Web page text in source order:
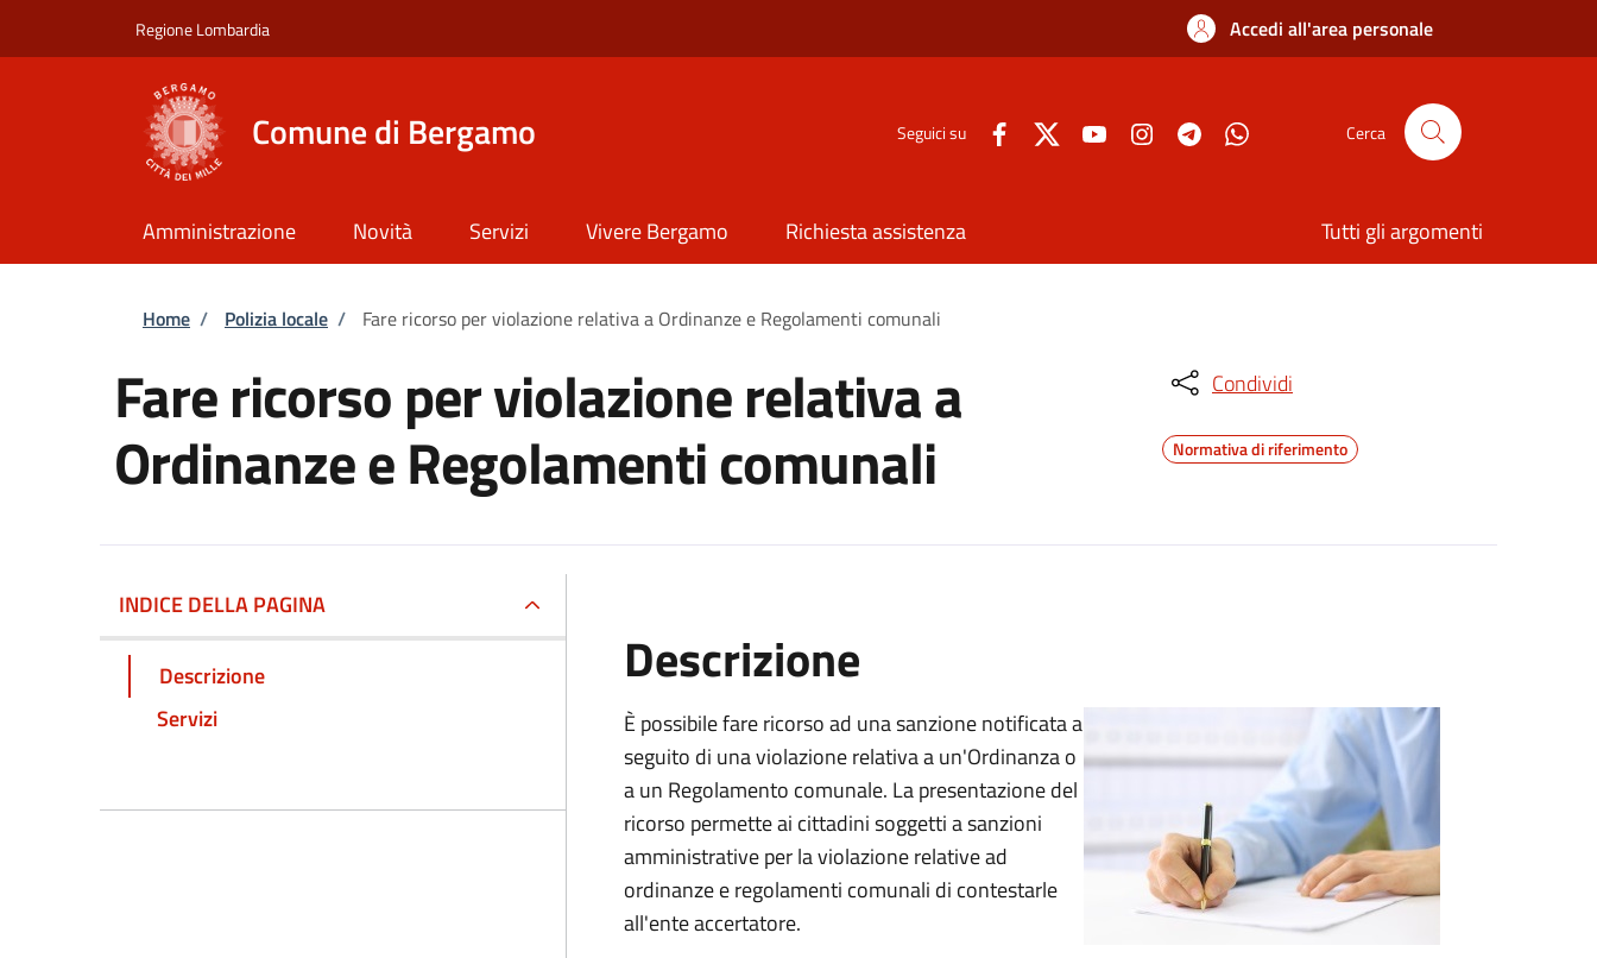
Regione Lombardia Accedi all'area personale
Comune di Bergamo Seguici su Cerca
Amministrazione Novità Servizi Vivere Bergamo Richiesta assistenza Tutti gli argomenti
Briciole di pane
Home / Polizia locale / Fare ricorso per violazione relativa a Ordinanze e Regolamenti comunali
Fare ricorso per violazione relativa a
Ordinanze e Regolamenti comunali
Condividi
Normativa di riferimento
INDICE DELLA PAGINA
Descrizione
Servizi
Descrizione
È possibile fare ricorso ad una sanzione notificata a
seguito di una violazione relativa a un'Ordinanza o
a un Regolamento comunale. La presentazione del
ricorso permette ai cittadini soggetti a sanzioni
amministrative per la violazione relative ad
ordinanze e regolamenti comunali di contestarle
all'ente accertatore.